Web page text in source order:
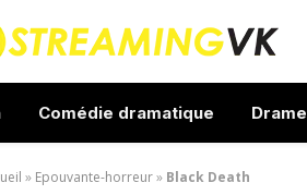
Comédie dramatique Drame
» Epouvante-horreur» Black Death